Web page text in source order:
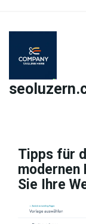
content
Tipps für
modernen
Sie Ihre